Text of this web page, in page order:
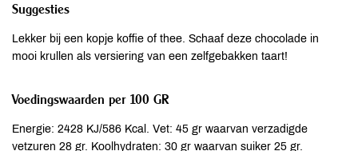
Suggesties
Lekker bij een kopje koffie of thee. Schaaf deze chocolade in
mooi krullen als versiering van een zelfgebakken taart!
Voedingswaarden per 100 GR
Energie: 2428 KJ/586 Kcal. Vet: 45 gr waarvan verzadigde
vetzuren 28 gr. Koolhydraten: 30 gr waarvan suiker 25 gr.